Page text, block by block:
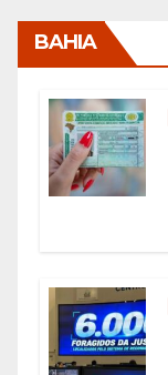
BAHIA